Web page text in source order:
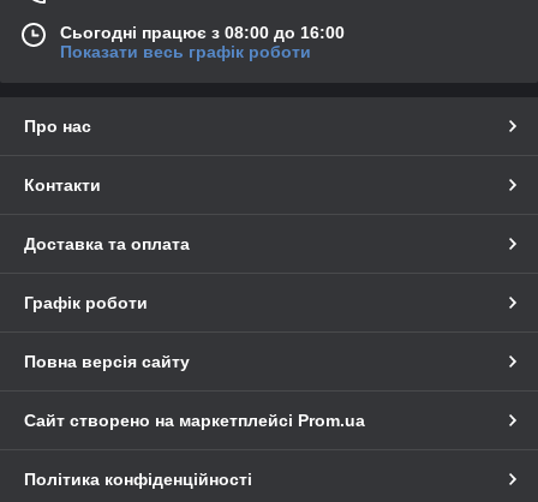
Сьогодні працює з 08:00 до 16:00
Показати весь графік роботи
Про нас
Контакти
Доставка та оплата
Графік роботи
Повна версія сайту
Сайт створено на маркетплейсі Prom.ua
Політика конфіденційності